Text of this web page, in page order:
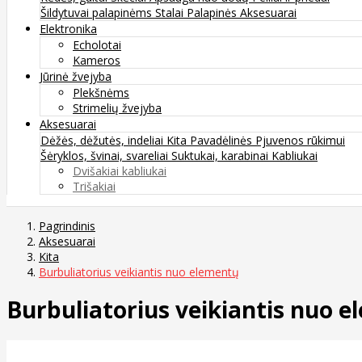
Šildytuvai palapinėms Stalai Palapinės Aksesuarai
Elektronika
Echolotai
Kameros
Jūrinė žvejyba
Plekšnėms
Strimelių žvejyba
Aksesuarai
Dėžės, dėžutės, indeliai Kita Pavadėlinės Pjuvenos rūkimui
Šėryklos, švinai, svareliai Suktukai, karabinai Kabliukai
Dvišakiai kabliukai
Trišakiai
Pagrindinis
Aksesuarai
Kita
Burbuliatorius veikiantis nuo elementų
Burbuliatorius veikiantis nuo